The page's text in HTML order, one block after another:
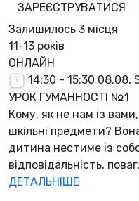
ЗАРЕЄСТРУВАТИСЯ
Залишилось 3 місця
11-13 років
ОНЛАЙН
14:30 - 15:30 08.08,
УРОК ГУМАННОСТІ №1
Кому, як не нам із
шкільні предмети?
дитина нестиме із
відповідальність,
ДЕТАЛЬНІШЕ